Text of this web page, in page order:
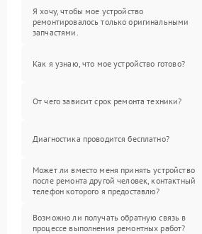
Я хочу, чтобы мое устройство
ремонтировалось только оригинальными
запчастями.
Как я узнаю, что мое устройство готово?
От чего зависит срок ремонта техники?
Диагностика проводится бесплатно?
Может ли вместо меня принять устройство
после ремонта другой человек, контактный
телефон которого я предоставлю?
Возможно ли получать обратную связь в
процессе выполнения ремонтных работ?